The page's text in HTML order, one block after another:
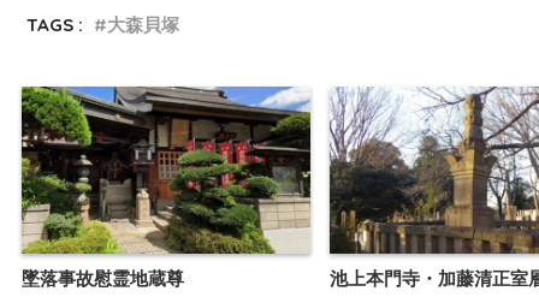
TAGS :
大森貝塚
墜落事故慰霊地蔵尊 池上本門寺・加藤清正室